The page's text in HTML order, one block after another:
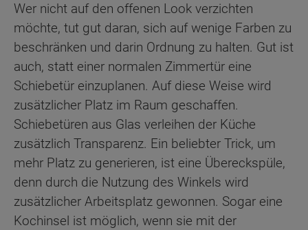
Wer nicht auf den offenen Look verzichten
möchte, tut gut daran, sich auf wenige Farben zu
beschränken und darin Ordnung zu halten. Gut ist
auch, statt einer normalen Zimmertür eine
Schiebetür einzuplanen. Auf diese Weise wird
zusätzlicher Platz im Raum geschaffen.
Schiebetüren aus Glas verleihen der Küche
zusätzlich Transparenz. Ein beliebter Trick, um
mehr Platz zu generieren, ist eine Übereckspüle,
denn durch die Nutzung des Winkels wird
zusätzlicher Arbeitsplatz gewonnen. Sogar eine
Kochinsel ist möglich, wenn sie mit der